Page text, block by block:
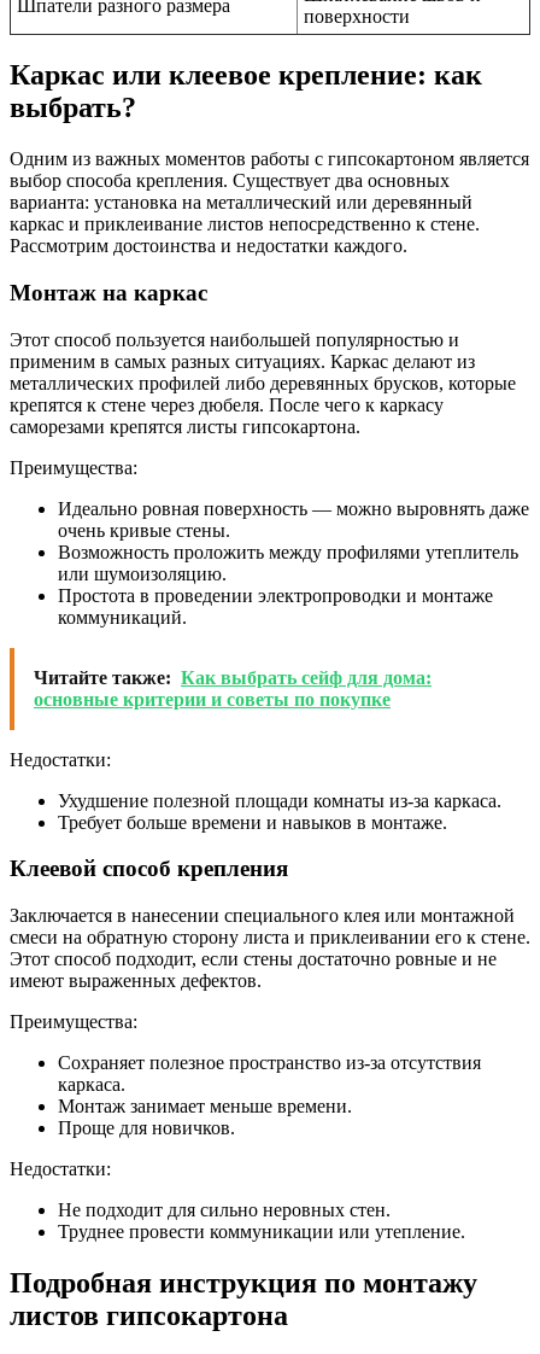
Шпатели разного размера
поверхности
Каркас или клеевое крепление: как
выбрать?
Одним из важных моментов работы с гипсокартоном является
выбор способа крепления. Существует два основных
варианта: установка на металлический или деревянный
каркас и приклеивание листов непосредственно к стене.
Рассмотрим достоинства и недостатки каждого.
Монтаж на каркас
Этот способ пользуется наибольшей популярностью и
применим в самых разных ситуациях. Каркас делают из
металлических профилей либо деревянных брусков, которые
крепятся к стене через дюбеля. После чего к каркасу
саморезами крепятся листы гипсокартона.
Преимущества:
Идеально ровная поверхность — можно выровнять даже
очень кривые стены.
Возможность проложить между профилями утеплитель
или шумоизоляцию.
Простота в проведении электропроводки и монтаже
коммуникаций.
Читайте также: Как выбрать сейф для дома:
основные критерии и советы по покупке
Недостатки:
Ухудшение полезной площади комнаты из-за каркаса.
Требует больше времени и навыков в монтаже.
Клеевой способ крепления
Заключается в нанесении специального клея или монтажной
смеси на обратную сторону листа и приклеивании его к стене.
Этот способ подходит, если стены достаточно ровные и не
имеют выраженных дефектов.
Преимущества:
Сохраняет полезное пространство из-за отсутствия
каркаса.
Монтаж занимает меньше времени.
Проще для новичков.
Недостатки:
Не подходит для сильно неровных стен.
Труднее провести коммуникации или утепление.
Подробная инструкция по монтажу
листов гипсокартона